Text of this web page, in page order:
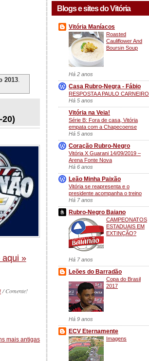
2013.
aqui »
/ Comente!
mais antigas
Blogs e sites do Vitória
Vitória Maníacos
Roasted
Cauliflower And
Boursin Soup
Há 2 anos
Casa Rubro-Negra - Fábio
RESPOSTA A PAULO CARNEIRO
Há 5 anos
Vitória na Veia!
Série B: Fora de casa, Vitória
empata com a Chapecoense
Há 5 anos
Coração Rubro-Negro
Vitória X Guarani 14/09/2019 –
Arena Fonte Nova
Há 6 anos
Leão Minha Paixão
Vitória se reapresenta e o
presidente acompanha o treino
Há 7 anos
Rubro-Negro Baiano
CAMPEONATOS
ESTADUAIS EM
EXTINÇÃO?
Há 7 anos
Leões do Barradão
Copa do Brasil
2017
Há 9 anos
ECV Eternamente
Imagens